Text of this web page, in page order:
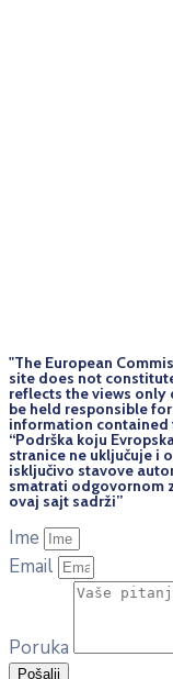
"The European
site does not
reflects the views only
be held responsi­ble
information contained
“Podrška koju
stranice ne uključuje i
isključivo stavove
smatrati odgovornom
ovaj sajt sadrži”
Ime
Email
Poruka
Pošalji